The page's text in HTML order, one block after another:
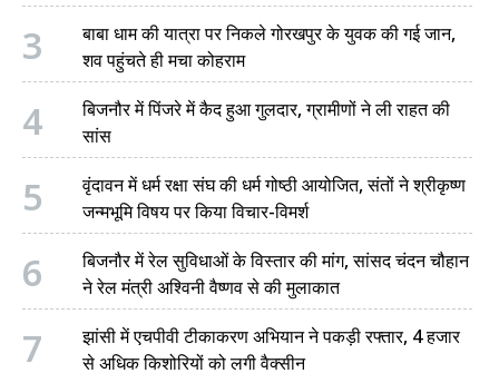
3
बाबा धाम की यात्रा पर निकले गोरखपुर के युवक की गई जान,
शव पहुंचते ही मचा कोहराम
4
बिजनौर में पिंजरे में कैद हुआ गुलदार, ग्रामीणों ने ली राहत की
सांस
5
वृंदावन में धर्म रक्षा संघ की धर्म गोष्ठी आयोजित, संतों ने श्रीकृष्ण
जन्मभूमि विषय पर किया विचार-विमर्श
6
बिजनौर में रेल सुविधाओं के विस्तार की मांग, सांसद चंदन चौहान
ने रेल मंत्री अश्विनी वैष्णव से की मुलाकात
7
झांसी में एचपीवी टीकाकरण अभियान ने पकड़ी रफ्तार, 4 हजार
से अधिक किशोरियों को लगी वैक्सीन